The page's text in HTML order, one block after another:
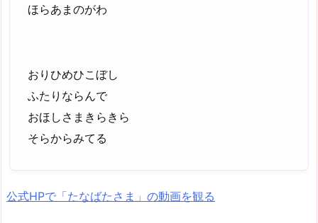
ほらあまのがわ
おりひめひこぼし
ふたりならんで
おほしさまきらきら
そらからみてる
公式HPで「たなばたさま」の動画を観る